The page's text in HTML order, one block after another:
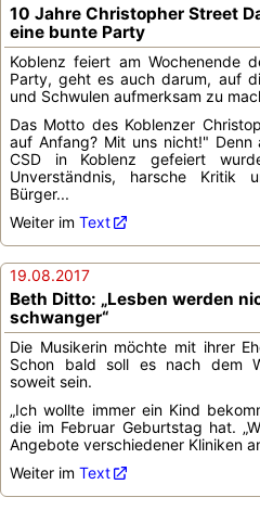
10 Jahre Christopher Street
eine bunte Party
Koblenz feiert am Wochenende
Party, geht es auch darum, auf
und Schwulen aufmerksam zu
Das Motto des Koblenzer
auf Anfang? Mit uns nicht!"
CSD in Koblenz gefeiert
Unverständnis, harsche Kritik
Bürger...
Weiter im Text
19.08.2017
Beth Ditto: „Lesben werden
schwanger“
Die Musikerin möchte mit ihrer
Schon bald soll es nach dem
soweit sein.
„Ich wollte immer ein Kind
die im Februar Geburtstag hat.
Angebote verschiedener Kliniken
Weiter im Text